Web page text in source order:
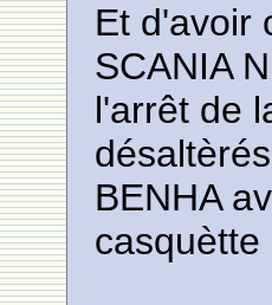
Et d'avoir
SCANIA
l'arrêt de
BENHA